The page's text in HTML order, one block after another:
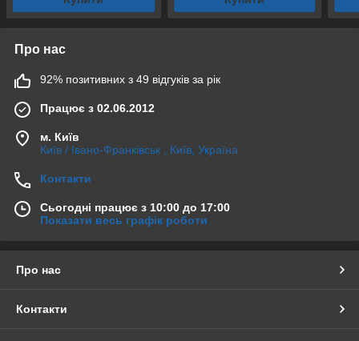
Про нас
92% позитивних з 49 відгуків за рік
Працює з 02.06.2012
м. Київ
Київ / Івано-Франківськ , Київ, Україна
Контакти
Сьогодні працює з 10:00 до 17:00
Показати весь графік роботи
Про нас
Контакти